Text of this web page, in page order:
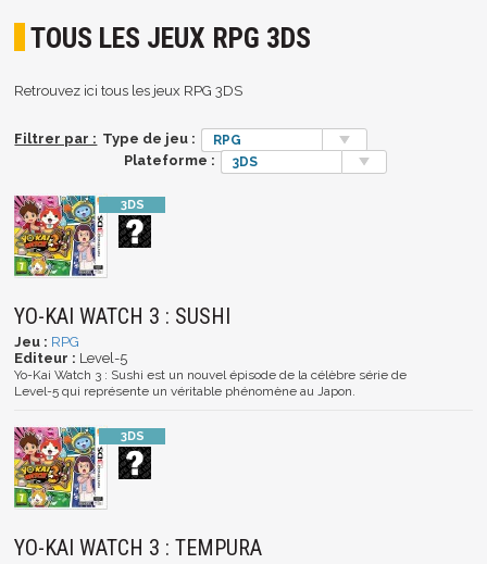
TOUS LES JEUX RPG 3DS
Retrouvez ici tous les jeux RPG 3DS
Filtrer par : Type de jeu : RPG
Plateforme : 3DS
YO-KAI WATCH 3 : SUSHI
Jeu : RPG
Editeur : Level-5
Yo-Kai Watch 3 : Sushi est un nouvel épisode de la célèbre série de
Level-5 qui représente un véritable phénomène au Japon.
YO-KAI WATCH 3 : TEMPURA